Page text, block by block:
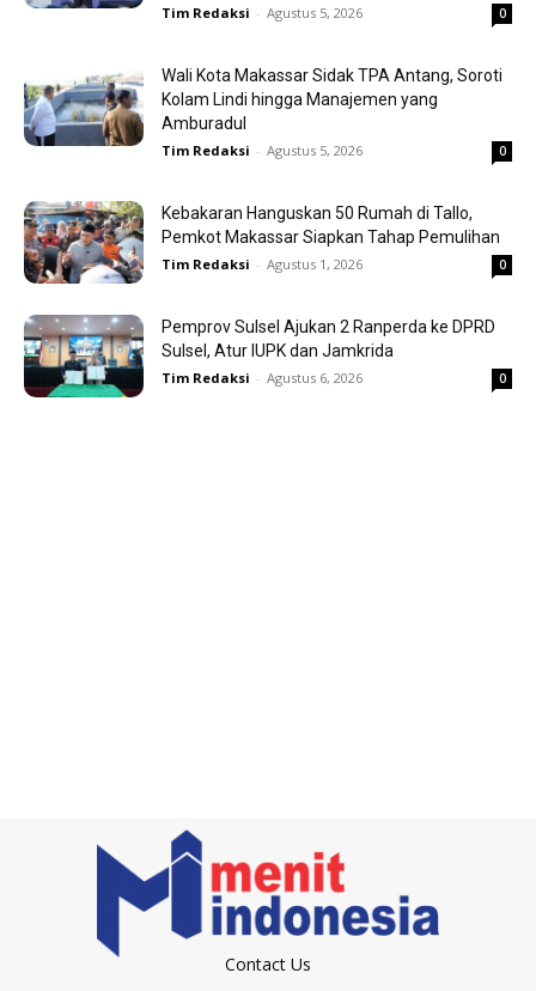
Tim Redaksi - Agustus 5, 2026 0
Wali Kota Makassar Sidak TPA Antang, Soroti
Kolam Lindi hingga Manajemen yang
Amburadul
Tim Redaksi - Agustus 5, 2026 0
Kebakaran Hanguskan 50 Rumah di Tallo,
Pemkot Makassar Siapkan Tahap Pemulihan
Tim Redaksi - Agustus 1, 2026 0
Pemprov Sulsel Ajukan 2 Ranperda ke DPRD
Sulsel, Atur IUPK dan Jamkrida
Tim Redaksi - Agustus 6, 2026 0
Contact Us